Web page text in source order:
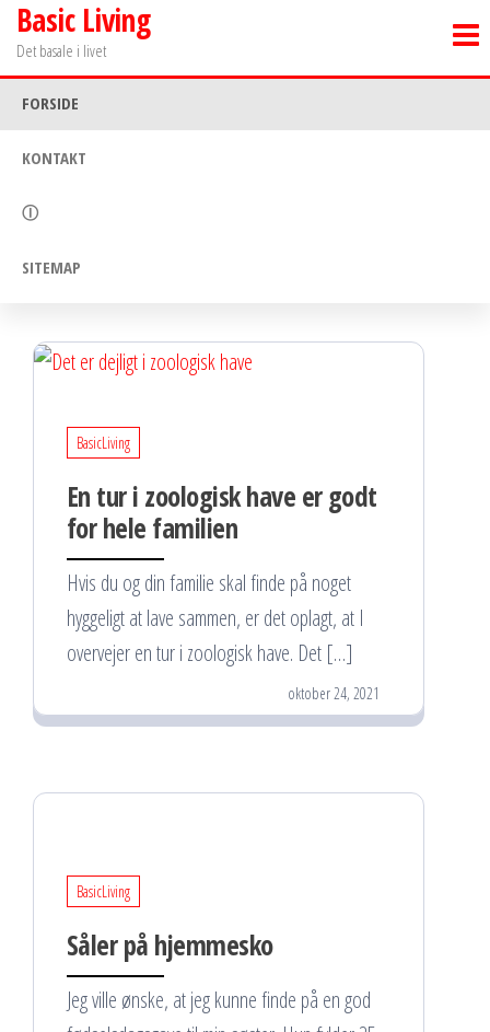
Skip
the
Basic Living
Det basale i livet
FORSIDE
KONTAKT
Ⓘ
SITEMAP
BasicLiving
En tur i zoologisk have er godt
for hele familien
Hvis du og din familie skal finde på noget
hyggeligt at lave sammen, er det oplagt, at I
overvejer en tur i zoologisk have. Det […]
oktober 24, 2021
BasicLiving
Såler på hjemmesko
Jeg ville ønske, at jeg kunne finde på en god